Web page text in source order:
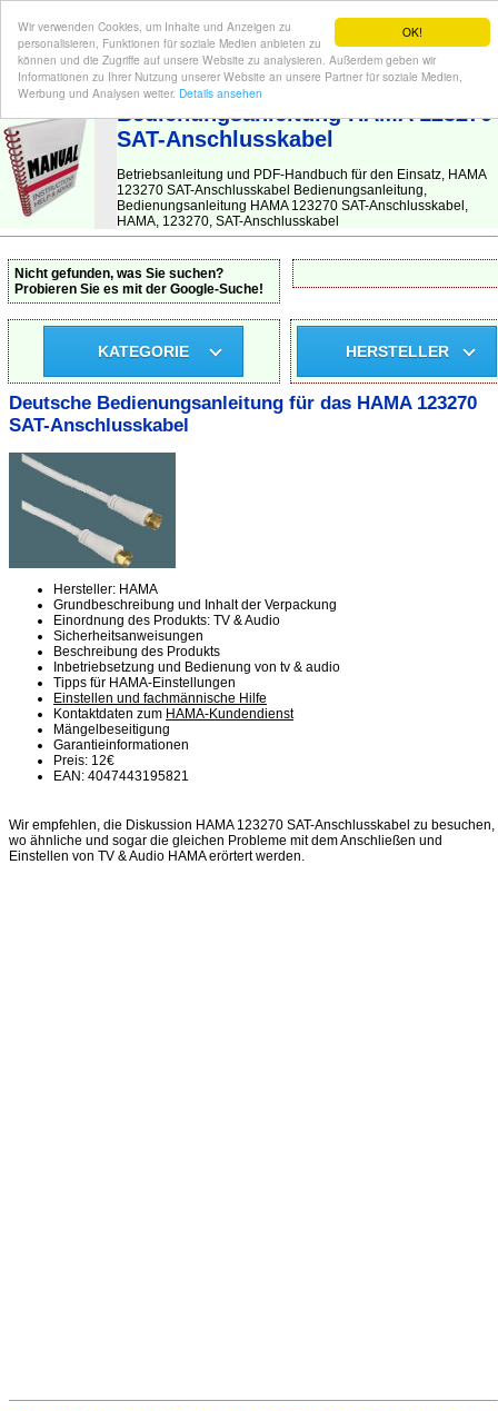
OK!
Wir verwenden Cookies, um Inhalte und Anzeigen zu
personalisieren, Funktionen für soziale Medien anbieten zu
können und die Zugriffe auf unsere Website zu analysieren. Außerdem geben wir
Informationen zu Ihrer Nutzung unserer Website an unsere Partner für soziale Medien,
Werbung und Analysen weiter. Details ansehen
BEDIENUNGSANLEITUNG| Hier finden Sie die deutsche Anleitung!
Bedienungsanleitung HAMA 123270
SAT-Anschlusskabel
Betriebsanleitung und PDF-Handbuch für den Einsatz, HAMA
123270 SAT-Anschlusskabel Bedienungsanleitung,
Bedienungsanleitung HAMA 123270 SAT-Anschlusskabel,
HAMA, 123270, SAT-Anschlusskabel
Nicht gefunden, was Sie suchen?
Probieren Sie es mit der Google-Suche!
KATEGORIE HERSTELLER
Deutsche Bedienungsanleitung für das HAMA 123270
SAT-Anschlusskabel
Hersteller: HAMA
Grundbeschreibung und Inhalt der Verpackung
Einordnung des Produkts: TV & Audio
Sicherheitsanweisungen
Beschreibung des Produkts
Inbetriebsetzung und Bedienung von tv & audio
Tipps für HAMA-Einstellungen
Einstellen und fachmännische Hilfe
Kontaktdaten zum HAMA-Kundendienst
Mängelbeseitigung
Garantieinformationen
Preis: 12€
EAN: 4047443195821
Wir empfehlen, die Diskussion HAMA 123270 SAT-Anschlusskabel zu besuchen,
wo ähnliche und sogar die gleichen Probleme mit dem Anschließen und
Einstellen von TV & Audio HAMA erörtert werden.